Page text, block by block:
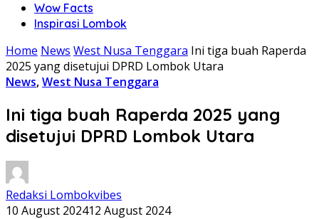
Wow Facts
Inspirasi Lombok
Home News West Nusa Tenggara Ini tiga buah Raperda
2025 yang disetujui DPRD Lombok Utara
News,West Nusa Tenggara
Ini tiga buah Raperda 2025 yang
disetujui DPRD Lombok Utara
Redaksi Lombokvibes
10 August 202412 August 2024